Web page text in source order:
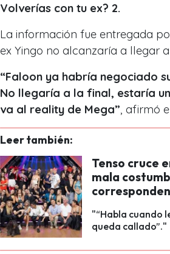
Volverías con tu ex? 2.
La información fue entregada
ex Yingo no alcanzaría a llegar
“Faloon ya habría negociado
No llegaría a la final, estaría
va al reality de Mega” , afirmó
Leer también:
Tenso cruce
mala
"“Habla cuando
queda callado”."